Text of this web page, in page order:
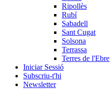
Ripollès
Rubí
Sabadell
Sant Cugat
Solsona
Terrassa
Terres de l'Ebre
Iniciar Sessió
Subscriu-t'hi
Newsletter